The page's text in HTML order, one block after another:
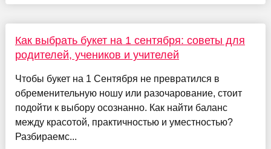
Как выбрать букет на 1 сентября: советы для
родителей, учеников и учителей
Чтобы букет на 1 Сентября не превратился в
обременительную ношу или разочарование, стоит
подойти к выбору осознанно. Как найти баланс
между красотой, практичностью и уместностью?
Разбираемс...